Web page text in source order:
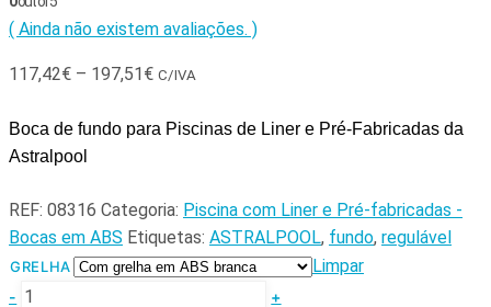
( Ainda não existem avaliações. )
117,42€ – 197,51€ C/IVA
Boca de fundo para Piscinas de Liner e Pré-Fabricadas da
Astralpool
REF: 08316 Categoria: Piscina com Liner e Pré-fabricadas -
Bocas em ABS Etiquetas: ASTRALPOOL, fundo, regulável
GRELHA Limpar
-
+